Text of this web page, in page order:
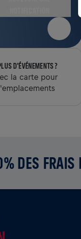
D'ÉVÉNEMENTS ?
la carte pour
DES FRAIS